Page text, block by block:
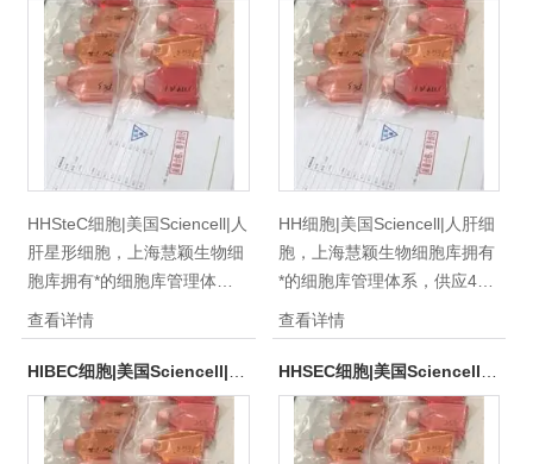
HHSteC细胞|美国Sciencell|人
肝星形细胞，上海慧颖生物细
胞库拥有*的细胞库管理体
系，供应400多种类细胞株细
胞系，国内/外优质细胞供应，
种类齐全，质量保证，，
100%放心免费售后！自细胞
库成立至今，供应于全国各省
市地区，拥有北京上海各地中
查看详情
HH细胞|美国Sciencell|人肝细
胞，上海慧颖生物细胞库拥有
*的细胞库管理体系，供应400
多种类细胞株细胞系，国内/外
优质细胞供应，种类齐全，质
量保证，，100%放心免费售
后！自细胞库成立至今，供应
于全国各省市地区，拥有北京
上海各地中科院研究所，复
查看详情
HIBEC细胞|美国Sciencell|人肝内胆管上皮细胞 HHSEC细胞|美国Sciencell|人肝窦内皮细胞